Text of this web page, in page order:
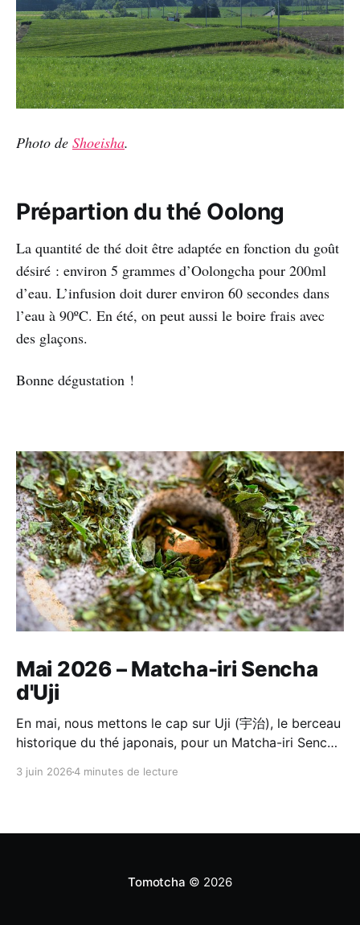
Photo de Shoeisha.
Prépartion du thé Oolong
La quantité de thé doit être adaptée en fonction du goût
désiré : environ 5 grammes d’Oolongcha pour 200ml
d’eau. L’infusion doit durer environ 60 secondes dans
l’eau à 90ºC. En été, on peut aussi le boire frais avec
des glaçons.
Bonne dégustation !
Mai 2026 – Matcha-iri Sencha
d'Uji
En mai, nous mettons le cap sur Uji (宇治), le berceau
historique du thé japonais, pour un Matcha-iri Sencha
C'est un thé composé d'un matcha d'Uji de première
3 juin 20264 minutes de lecture
Tomotcha © 2026